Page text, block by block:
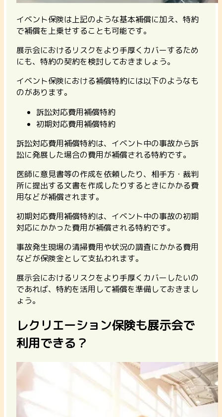
イベント保険は上記のような基本補償に加え、特約
で補償を上乗せすることも可能です。
展示会におけるリスクをより手厚くカバーするため
にも、特約の契約を検討しておきましょう。
イベント保険における補償特約には以下のようなも
のがあります。
訴訟対応費用補償特約
初期対応費用補償特約
訴訟対応費用補償特約は、イベント中の事故から訴
訟に発展した場合の費用が補償される特約です。
医師に意見書等の作成を依頼したり、相手方・裁判
所に提出する文書を作成したりするときにかかる費
用などが補償されます。
初期対応費用補償特約は、イベント中の事故の初期
対応にかかった費用が補償される特約です。
事故発生現場の清掃費用や状況の調査にかかる費用
などが保険金として支払われます。
展示会におけるリスクをより手厚くカバーしたいの
であれば、特約を活用して補償を準備しておきまし
ょう。
レクリエーション保険も展示会で
利用できる？